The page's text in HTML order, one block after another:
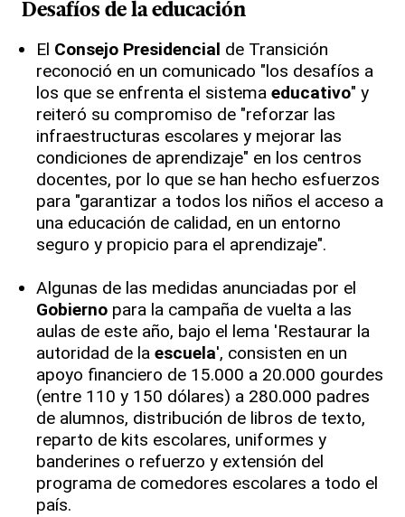
Desafíos de la educación
El Consejo Presidencial de Transición
reconoció en un comunicado "los desafíos a
los que se enfrenta el sistema educativo" y
reiteró su compromiso de "reforzar las
infraestructuras escolares y mejorar las
condiciones de aprendizaje" en los centros
docentes, por lo que se han hecho esfuerzos
para "garantizar a todos los niños el acceso a
una educación de calidad, en un entorno
seguro y propicio para el aprendizaje".
Algunas de las medidas anunciadas por el
Gobierno para la campaña de vuelta a las
aulas de este año, bajo el lema 'Restaurar la
autoridad de la escuela', consisten en un
apoyo financiero de 15.000 a 20.000 gourdes
(entre 110 y 150 dólares) a 280.000 padres
de alumnos, distribución de libros de texto,
reparto de kits escolares, uniformes y
banderines o refuerzo y extensión del
programa de comedores escolares a todo el
país.